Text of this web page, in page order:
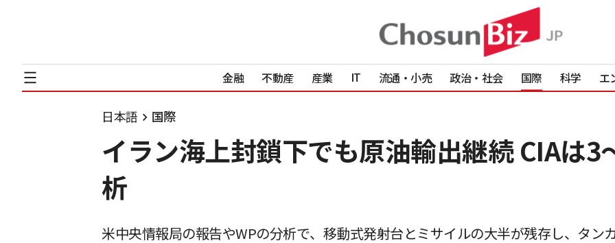
金融 不動産 産業 IT 流通・小売 政治・社会 国際 科学 エ
日本語 国際
イラン海上封鎖下でも原油輸出継続 CIAは3
析
米中央情報局の報告やWPの分析で、移動式発射台とミサイルの大半が残存し、タン